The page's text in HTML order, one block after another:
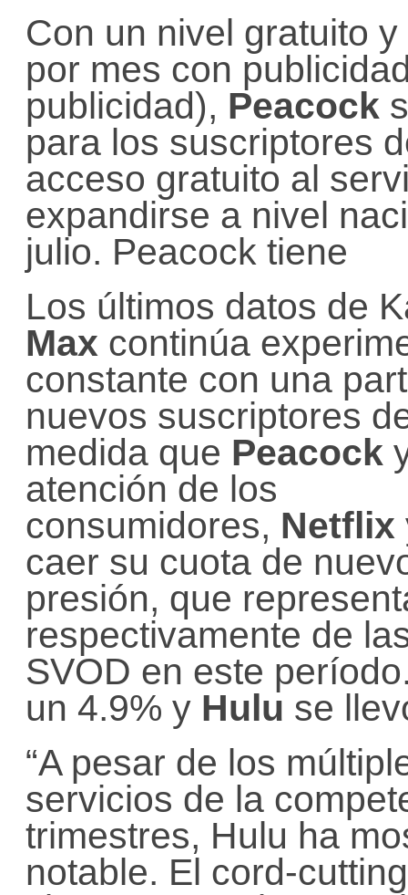
Con un nivel gratuito
por mes con
publicidad), Peacock
para los suscriptores
acceso gratuito al
expandirse a nivel
julio. Peacock tiene
Los últimos datos de
Max continúa
constante con una
nuevos suscriptores
medida que Peacock
atención de los
consumidores, Netflix
caer su cuota de
presión, que
respectivamente de
SVOD en este
un 4.9% y Hulu se
“A pesar de los
servicios de la
trimestres, Hulu ha
notable. El cord-